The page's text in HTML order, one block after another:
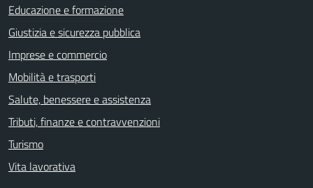
Educazione e formazione
Giustizia e sicurezza pubblica
Imprese e commercio
Mobilità e trasporti
Salute, benessere e assistenza
Tributi, finanze e contravvenzioni
Turismo
Vita lavorativa